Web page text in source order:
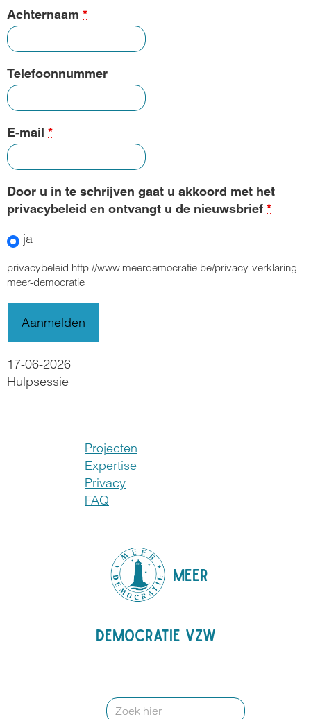
Achternaam *
Telefoonnummer
E-mail *
Door u in te schrijven gaat u akkoord met het
privacybeleid en ontvangt u de nieuwsbrief *
ja
privacybeleid http://www.meerdemocratie.be/privacy-verklaring-
meer-democratie
17-06-2026
Hulpsessie
Projecten
Expertise
Privacy
FAQ
MEER
DEMOCRATIE VZW
Search